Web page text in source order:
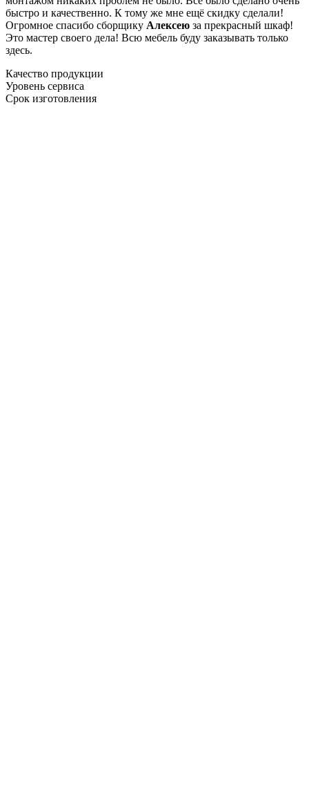
быстро и качественно. К тому же мне ещё скидку сделали!
Огромное спасибо сборщику Алексею за прекрасный шкаф!
Это мастер своего дела! Всю мебель буду заказывать только
здесь.
Качество продукции
Уровень сервиса
Срок изготовления